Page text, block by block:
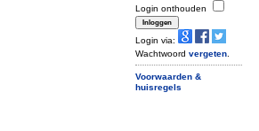
Login onthouden
Login via:
Wachtwoord vergeten
Voorwaarden &
huisregels